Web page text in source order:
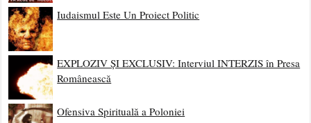
Iudaismul Este Un Proiect Politic
EXPLOZIV ȘI EXCLUSIV: Interviul INTERZIS în Presa
Românească
Ofensiva Spirituală a Poloniei